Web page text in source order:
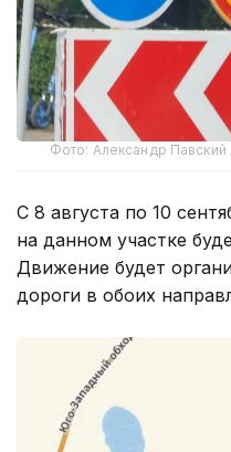
Фото: Александр Павский
С 8 августа по 10
на данном участке
Движение будет
дороги в обоих